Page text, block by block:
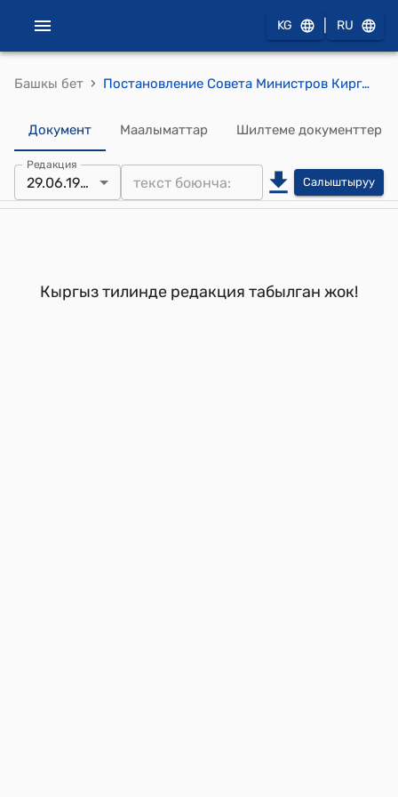
KG RU
Башкы бет › Постановление Совета Министров Кирг . ССР от 29 июня 1990 года N 208 "Об отводе земель для государственных и общественных надобностей"
Документ Маалыматтар Шилтеме документтер
Редакция
29.06.1990 Салыштыруу
Кыргыз тилинде редакция табылган жок!